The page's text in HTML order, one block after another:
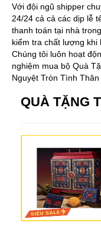
Với đội ngũ shipper
24/24 cả cả các dịp lễ
thanh toán tại nhà
kiểm tra chất lượng khi
Chúng tôi luôn hoạt
nghiệm mua bộ Quà
Nguyệt Tròn Tình
QUÀ TẶNG